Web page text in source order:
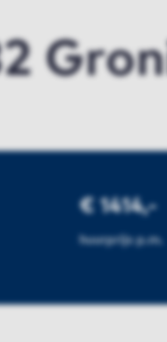
€ 1414,-
huurprijs p.m.